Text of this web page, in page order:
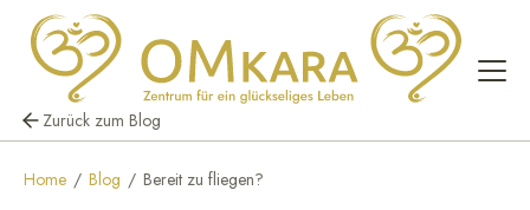
Zurück zum Blog
Home / Blog / Bereit zu fliegen?